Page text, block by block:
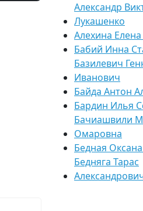
Александр
Лукашенко
Алехина
Бабий Инна
Базилевич
Иванович
Байда Антон
Бардин Илья
Бачиашвили
Омаровна
Бедная
Бедняга Тарас